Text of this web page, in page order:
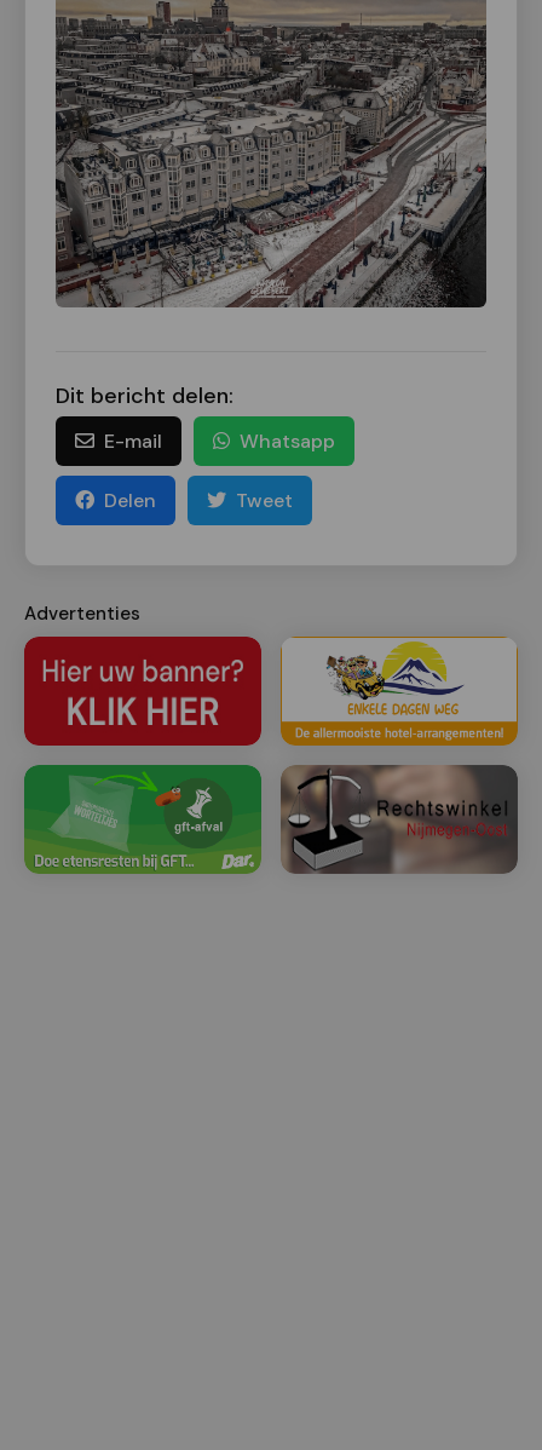
Dit bericht delen:
E-mail Whatsapp
Delen Tweet
Advertenties